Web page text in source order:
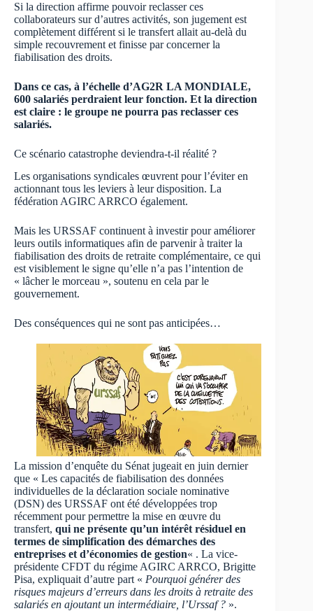
Si la direction affirme pouvoir reclasser ces
collaborateurs sur d’autres activités, son jugement est
complètement différent si le transfert allait au-delà du
simple recouvrement et finisse par concerner la
fiabilisation des droits.
Dans ce cas, à l’échelle d’AG2R LA MONDIALE,
600 salariés perdraient leur fonction. Et la direction
est claire : le groupe ne pourra pas reclasser ces
salariés.
Ce scénario catastrophe deviendra-t-il réalité ?
Les organisations syndicales œuvrent pour l’éviter en
actionnant tous les leviers à leur disposition. La
fédération AGIRC ARRCO également.
Mais les URSSAF continuent à investir pour améliorer
leurs outils informatiques afin de parvenir à traiter la
fiabilisation des droits de retraite complémentaire, ce qui
est visiblement le signe qu’elle n’a pas l’intention de
« lâcher le morceau », soutenu en cela par le
gouvernement.
Des conséquences qui ne sont pas anticipées…
La mission d’enquête du Sénat jugeait en juin dernier
que « Les capacités de fiabilisation des données
individuelles de la déclaration sociale nominative
(DSN) des URSSAF ont été développées trop
récemment pour permettre la mise en œuvre du
transfert, qui ne présente qu’un intérêt résiduel en
termes de simplification des démarches des
entreprises et d’économies de gestion« . La vice-
présidente CFDT du régime AGIRC ARRCO, Brigitte
Pisa, expliquait d’autre part « Pourquoi générer des
risques majeurs d’erreurs dans les droits à retraite des
salariés en ajoutant un intermédiaire, l’Urssaf ? ».